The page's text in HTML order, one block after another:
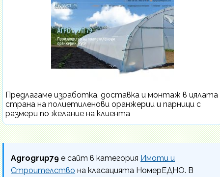
Предлагаме изработка, доставка и монтаж в цялата
страна на полиетиленови оранжерии и парници с
размери по желание на клиента
Agrogrup79 е сайт в категория Имоти и
Строителство на класацията НомерЕДНО. В